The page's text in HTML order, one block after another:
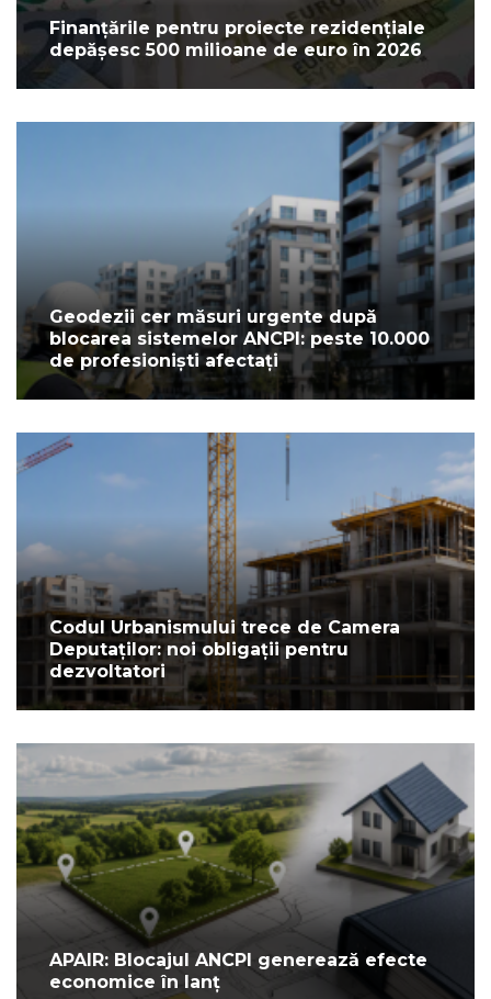
Finanțările pentru proiecte rezidențiale
depășesc 500 milioane de euro în 2026
Geodezii cer măsuri urgente după
blocarea sistemelor ANCPI: peste 10.000
de profesioniști afectați
Codul Urbanismului trece de Camera
Deputaților: noi obligații pentru
dezvoltatori
APAIR: Blocajul ANCPI generează efecte
economice în lanț